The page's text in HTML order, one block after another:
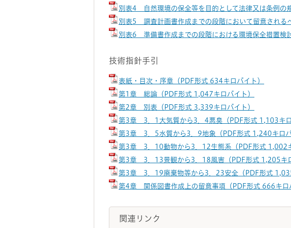
別表4 自然環境の保全等を目的として法律又は条例の
別表5 調査計画書作成までの段階において留意される
別表6 準備書作成までの段階における環境保全措置検
技術指針手引
表紙・目次・序章（PDF形式 634キロバイト）
第1章 総論（PDF形式 1,047キロバイト）
第2章 別表（PDF形式 3,339キロバイト）
第3章 3．1大気質から3．4悪臭（PDF形式 1,103キロ
第3章 3．5水質から3．9地象（PDF形式 1,240キロバ
第3章 3．10動物から3．12生態系（PDF形式 1,002
第3章 3．13景観から3．18風害（PDF形式 1,205キ
第3章 3．19廃棄物等から3．23安全（PDF形式
第4章 関係図書作成上の留意事項（PDF形式 666キロ
関連リンク